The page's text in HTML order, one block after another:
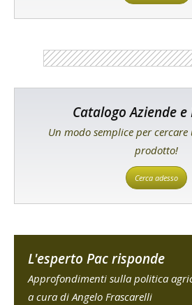
Catalogo Aziende
Un modo semplice per
prodotto!
Cerca adesso
L'esperto Pac risponde
Approfondimenti sulla politica
a cura di Angelo Frascarelli